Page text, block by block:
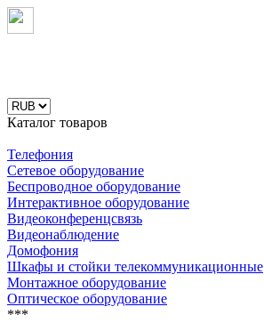
Каталог товаров
Телефония
Сетевое оборудование
Беспроводное оборудование
Интерактивное оборудование
Видеоконференцсвязь
Видеонаблюдение
Домофония
Шкафы и стойки телекоммуникационные
Монтажное оборудование
Оптическое оборудование
***